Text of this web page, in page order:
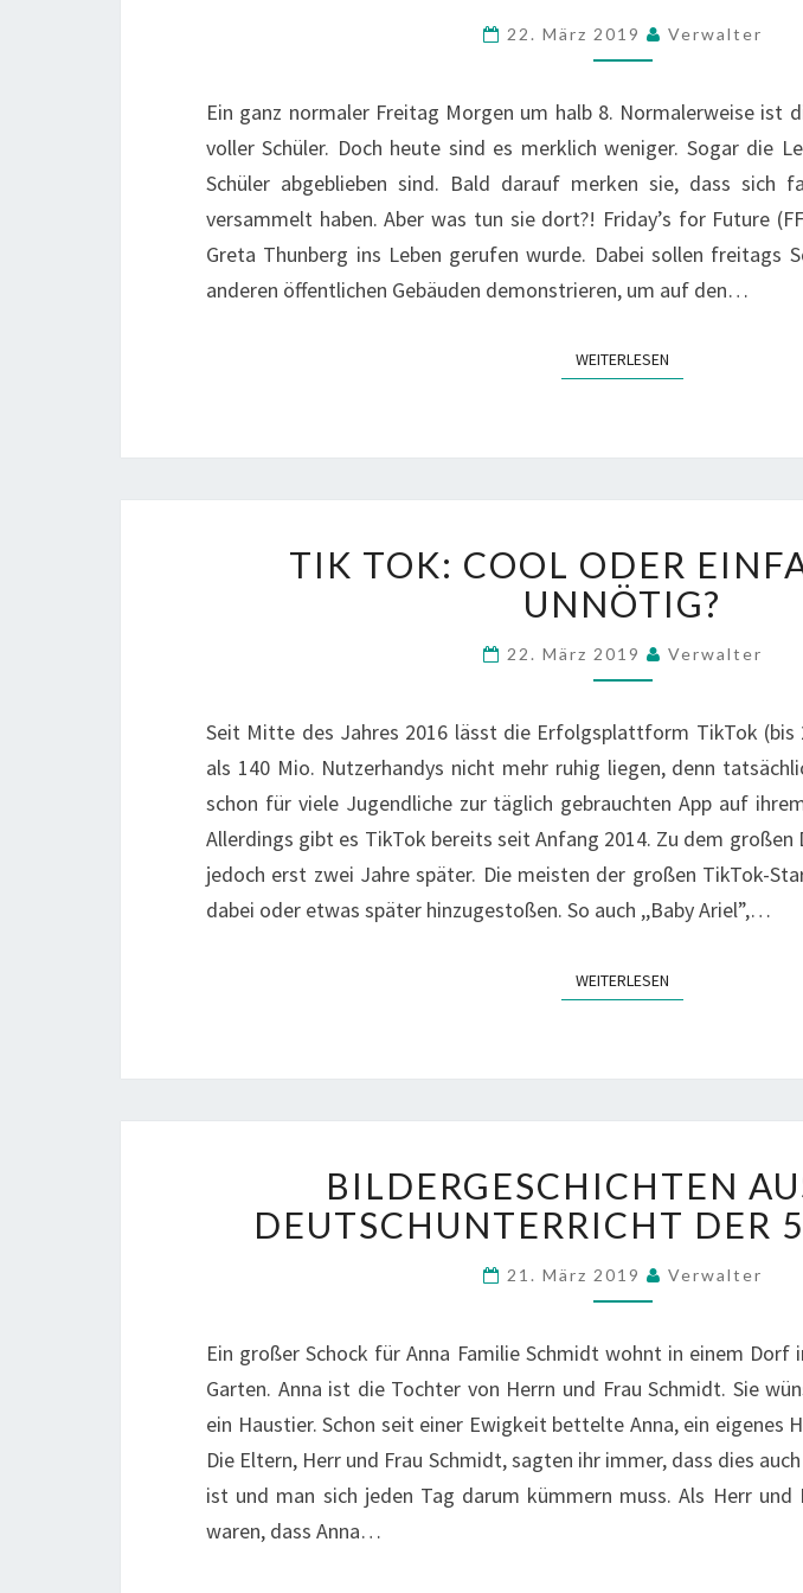
D
Y
S
F
O
R
F
U
22. März 2019 Verwalter
Ein ganz normaler Freitag Morgen um halb 8. Normalerweise ist
voller Schüler. Doch heute sind es merklich weniger. Sogar die
Schüler abgeblieben sind. Bald darauf merken sie, dass sich
versammelt haben. Aber was tun sie dort?! Friday’s for Future
Greta Thunberg ins Leben gerufen wurde. Dabei sollen freitags
anderen öffentlichen Gebäuden demonstrieren, um auf den…
WEITERLESEN
I
K
T
O
K
C
O
O
L
D
E
E
C
N
U
R
U
N
Ö
T
I
G
TIK TOK: COOL ODER
UNNÖTIG?
22. März 2019 Verwalter
Seit Mitte des Jahres 2016 lässt die Erfolgsplattform TikTok (bis
als 140 Mio. Nutzerhandys nicht mehr ruhig liegen, denn
schon für viele Jugendliche zur täglich gebrauchten App auf
Allerdings gibt es TikTok bereits seit Anfang 2014. Zu dem großen
jedoch erst zwei Jahre später. Die meisten der großen TikTok-
dabei oder etwas später hinzugestoßen. So auch ,,Baby Ariel”,…
WEITERLESEN
I
L
D
E
R
E
S
C
H
BILDERGESCHICHTEN
DEUTSCHUNTERRICHT DER
21. März 2019 Verwalter
Ein großer Schock für Anna Familie Schmidt wohnt in einem Dorf
Garten. Anna ist die Tochter von Herrn und Frau Schmidt. Sie
ein Haustier. Schon seit einer Ewigkeit bettelte Anna, ein eigenes
Die Eltern, Herr und Frau Schmidt, sagten ihr immer, dass dies
ist und man sich jeden Tag darum kümmern muss. Als Herr und
waren, dass Anna…